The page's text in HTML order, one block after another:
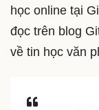
học online tại
đọc trên blog
về tin học văn